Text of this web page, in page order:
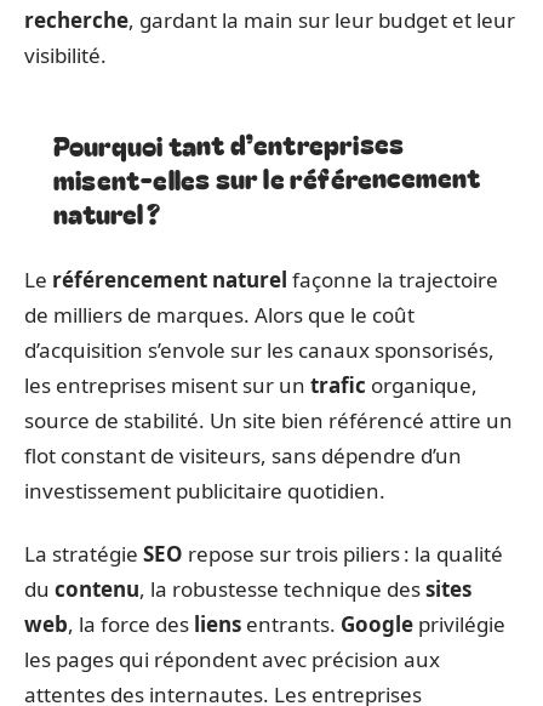
recherche, gardant la main sur leur budget et leur
visibilité.
Pourquoi tant d’entreprises
misent-elles sur le référencement
naturel ?
Le référencement naturel façonne la trajectoire
de milliers de marques. Alors que le coût
d’acquisition s’envole sur les canaux sponsorisés,
les entreprises misent sur un trafic organique,
source de stabilité. Un site bien référencé attire un
flot constant de visiteurs, sans dépendre d’un
investissement publicitaire quotidien.
La stratégie SEO repose sur trois piliers : la qualité
du contenu, la robustesse technique dessites
web, la force des liens entrants. Google privilégie
les pages qui répondent avec précision aux
attentes des internautes. Les entreprises